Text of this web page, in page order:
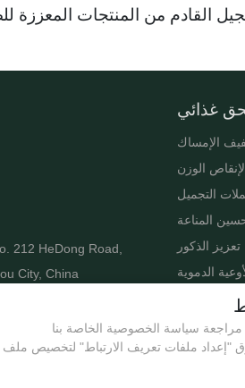
212 HeDong Road,
City, China
غذائي
الإمساك
الوزن
التجميل
المناعة
تعزيز الذكور
الدموية
تحسين النوم
الوزن
كعكة إيجيو